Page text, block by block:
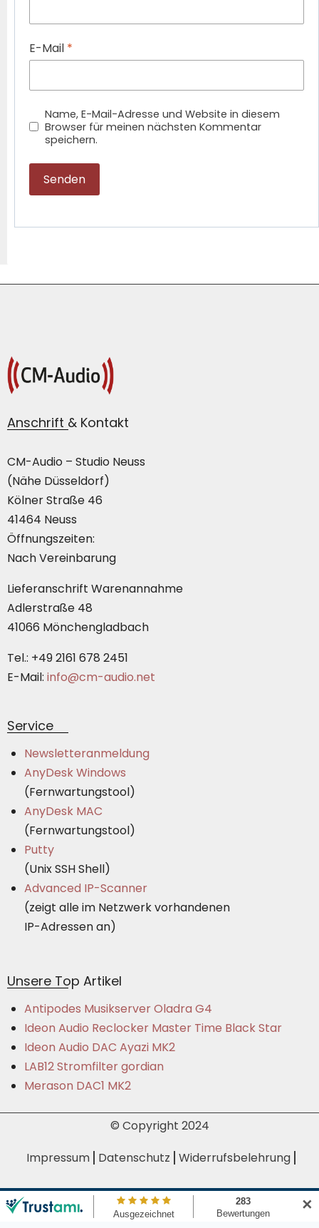
E-Mail *
Name, E-Mail-Adresse und Website in diesem
Browser für meinen nächsten Kommentar
speichern.
Anschrift & Kontakt
CM-Audio – Studio Neuss
(Nähe Düsseldorf)
Kölner Straße 46
41464 Neuss
Öffnungszeiten:
Nach Vereinbarung
Lieferanschrift Warenannahme
Adlerstraße 48
41066 Mönchengladbach
Tel.: +49 2161 678 2451
E-Mail: info@cm-audio.net
Service
Newsletteranmeldung
AnyDesk Windows
(Fernwartungstool)
AnyDesk MAC
(Fernwartungstool)
Putty
(Unix SSH Shell)
Advanced IP-Scanner
(zeigt alle im Netzwerk vorhandenen
IP-Adressen an)
Unsere Top Artikel
Antipodes Musikserver Oladra G4
Ideon Audio Reclocker Master Time Black Star
Ideon Audio DAC Ayazi MK2
LAB12 Stromfilter gordian
Merason DAC1 MK2
© Copyright 2024
Impressum Datenschutz Widerrufsbelehrung
Bezahlmöglichkeiten Batteriehinweis AGB ✕